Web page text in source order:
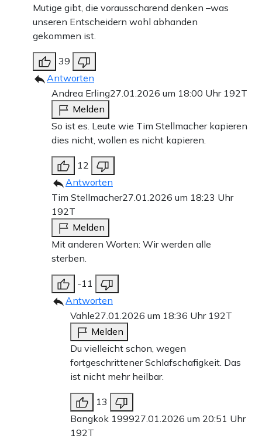
Mutige gibt, die vorausscharend denken –was
unseren Entscheidern wohl abhanden
gekommen ist.
39
Antworten
Andrea Erling27.01.2026 um 18:00 Uhr 192T
Melden
So ist es. Leute wie Tim Stellmacher kapieren
dies nicht, wollen es nicht kapieren.
12
Antworten
Tim Stellmacher27.01.2026 um 18:23 Uhr
192T
Melden
Mit anderen Worten: Wir werden alle
sterben.
-11
Antworten
Vahle27.01.2026 um 18:36 Uhr 192T
Melden
Du vielleicht schon, wegen
fortgeschrittener Schlafschafigkeit. Das
ist nicht mehr heilbar.
13
Bangkok 199927.01.2026 um 20:51 Uhr
192T